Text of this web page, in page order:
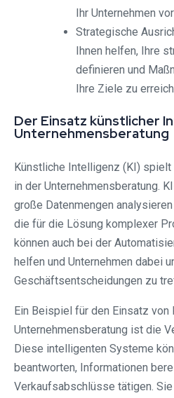
Ihr Unternehmen
Strategische
Ihnen helfen, Ihre
definieren und
Ihre Ziele zu
Der Einsatz künstlicher
Unternehmensberatung
Künstliche Intelligenz (KI)
in der Unternehmensberatung.
große Datenmengen
die für die Lösung komplexer
können auch bei der
helfen und Unternehmen dabei
Geschäftsentscheidungen zu
Ein Beispiel für den Einsatz von
Unternehmensberatung ist die
Diese intelligenten Systeme
beantworten, Informationen
Verkaufsabschlüsse tätigen.